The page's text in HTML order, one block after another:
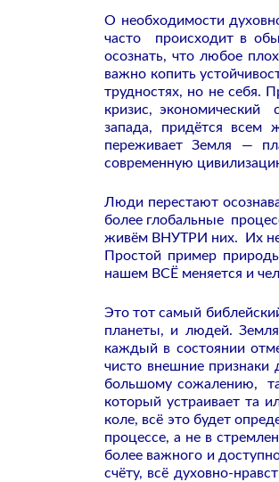
О необходимости
часто происходит в
осознать, что любое
важно копить
трудностях, но не себя.
кризис, экономический
запада, придётся всем
переживает Земля —
современную
Люди перестают
более глобальные
живём ВНУТРИ них. Их не
Простой пример
нашем ВСЁ меняется и
Это тот самый
планеты, и людей.
каждый в состоянии
чисто внешние признаки
большому сожалению,
который устраивает та
коле, всё это будет
процессе, а не в
более важного и
счёту, всё духовно-